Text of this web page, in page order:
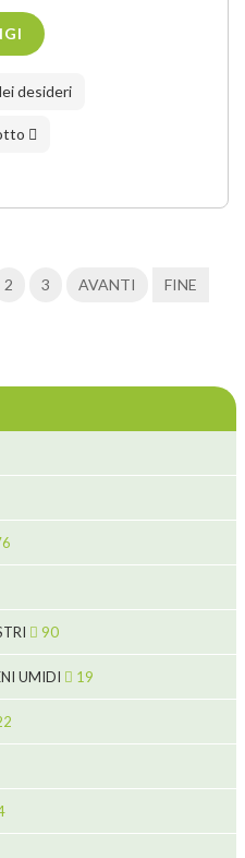
desideri
2 3 AVANTI FINE
9
5
5
6
5
3
20
24
4
46
53
9
90
UMIDI 19